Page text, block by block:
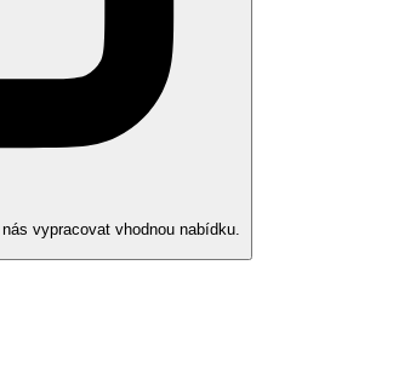
vypracovat vhodnou nabídku.